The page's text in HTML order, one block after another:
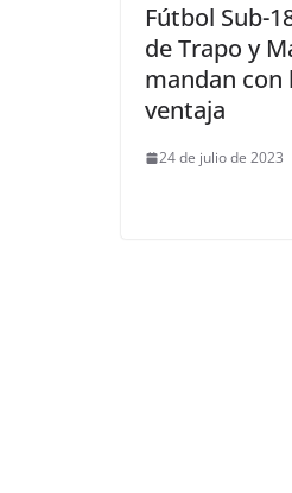
Fútbol Sub-
de Trapo y
mandan con
ventaja
24 de julio de 2023